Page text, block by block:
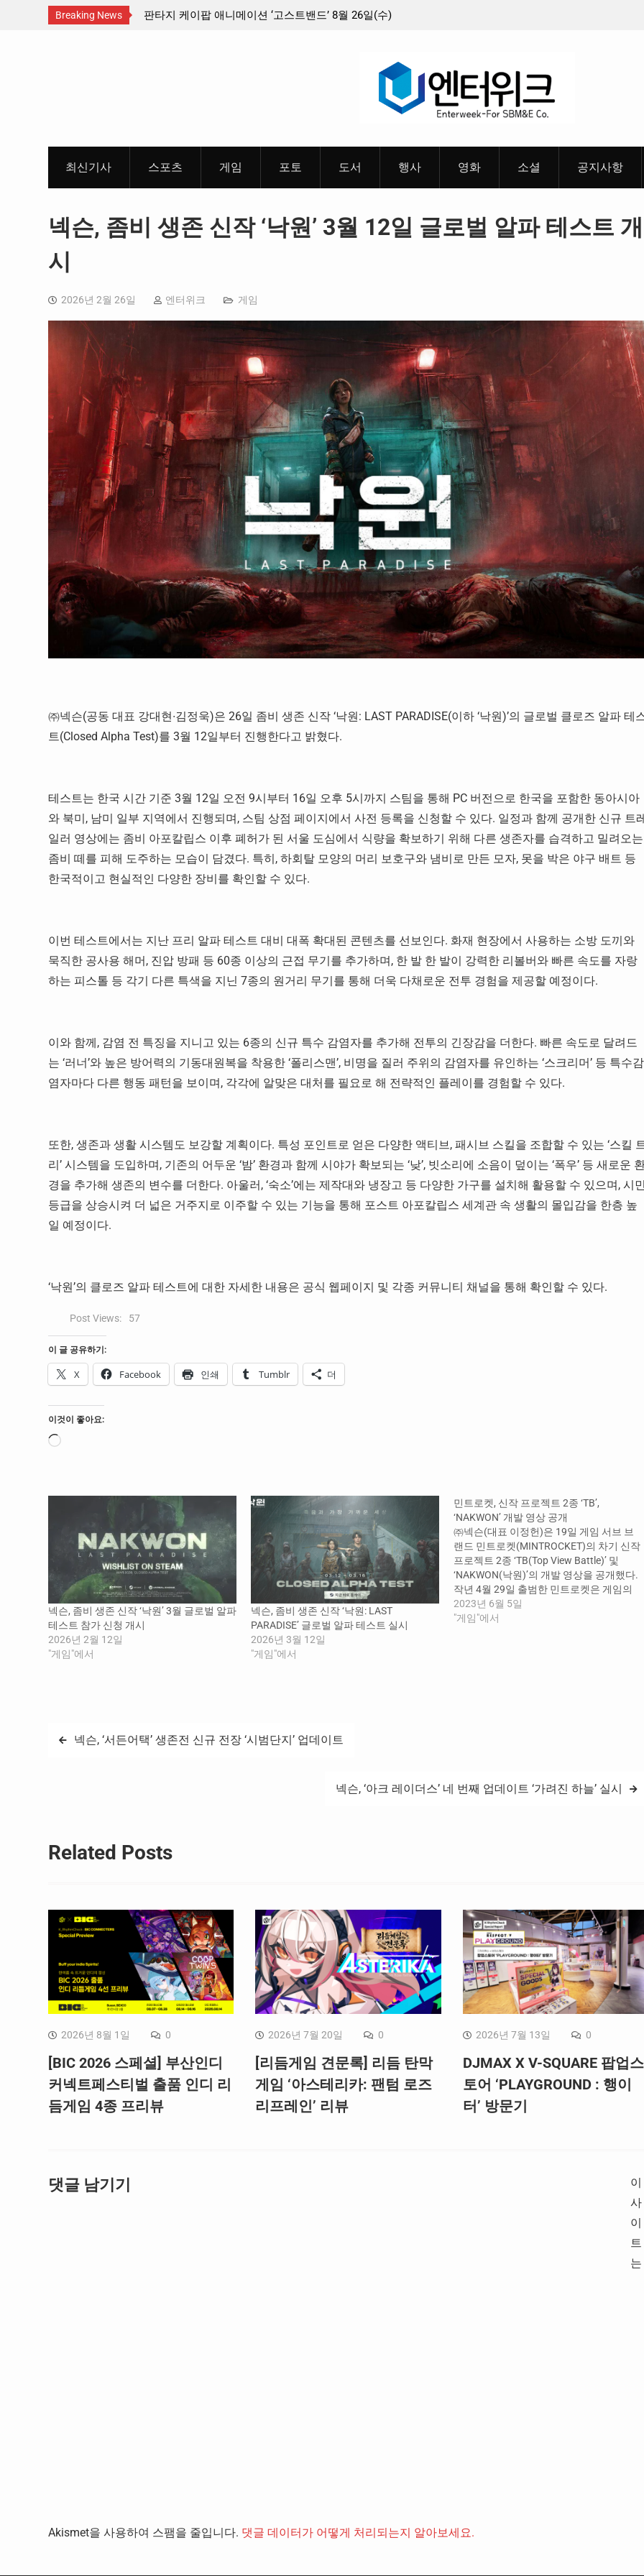
Breaking News
넥트페스티벌 출품 인디
판타지 케이팝 애니메이션 ‘고스트밴드’ 8월 26일(수)
최신기사 스포츠 게임 포토 도서 행사 영화 소셜 공지사항
넥슨, 좀비 생존 신작 ‘낙원’ 3월 12일 글로벌 알파 테스트 개
시
2026년 2월 26일 엔터위크 게임
㈜넥슨(공동 대표 강대현∙김정욱)은 26일 좀비 생존 신작 ‘낙원: LAST PARADISE(이하 ‘낙원)’의 글로벌 클로즈 알파 테
트(Closed Alpha Test)를 3월 12일부터 진행한다고 밝혔다.
테스트는 한국 시간 기준 3월 12일 오전 9시부터 16일 오후 5시까지 스팀을 통해 PC 버전으로 한국을 포함한 동아시아
와 북미, 남미 일부 지역에서 진행되며, 스팀 상점 페이지에서 사전 등록을 신청할 수 있다. 일정과 함께 공개한 신규 트
일러 영상에는 좀비 아포칼립스 이후 폐허가 된 서울 도심에서 식량을 확보하기 위해 다른 생존자를 습격하고 밀려오는
좀비 떼를 피해 도주하는 모습이 담겼다. 특히, 하회탈 모양의 머리 보호구와 냄비로 만든 모자, 못을 박은 야구 배트 등
한국적이고 현실적인 다양한 장비를 확인할 수 있다.
이번 테스트에서는 지난 프리 알파 테스트 대비 대폭 확대된 콘텐츠를 선보인다. 화재 현장에서 사용하는 소방 도끼와
묵직한 공사용 해머, 진압 방패 등 60종 이상의 근접 무기를 추가하며, 한 발 한 발이 강력한 리볼버와 빠른 속도를 자랑
하는 피스톨 등 각기 다른 특색을 지닌 7종의 원거리 무기를 통해 더욱 다채로운 전투 경험을 제공할 예정이다.
이와 함께, 감염 전 특징을 지니고 있는 6종의 신규 특수 감염자를 추가해 전투의 긴장감을 더한다. 빠른 속도로 달려드
는 ‘러너’와 높은 방어력의 기동대원복을 착용한 ‘폴리스맨’, 비명을 질러 주위의 감염자를 유인하는 ‘스크리머’ 등 특수감
염자마다 다른 행동 패턴을 보이며, 각각에 알맞은 대처를 필요로 해 전략적인 플레이를 경험할 수 있다.
또한, 생존과 생활 시스템도 보강할 계획이다. 특성 포인트로 얻은 다양한 액티브, 패시브 스킬을 조합할 수 있는 ‘스킬
리’ 시스템을 도입하며, 기존의 어두운 ‘밤’ 환경과 함께 시야가 확보되는 ‘낮’, 빗소리에 소음이 덮이는 ‘폭우’ 등 새로운
경을 추가해 생존의 변수를 더한다. 아울러, ‘숙소’에는 제작대와 냉장고 등 다양한 가구를 설치해 활용할 수 있으며, 시민
등급을 상승시켜 더 넓은 거주지로 이주할 수 있는 기능을 통해 포스트 아포칼립스 세계관 속 생활의 몰입감을 한층 높
일 예정이다.
‘낙원’의 클로즈 알파 테스트에 대한 자세한 내용은 공식 웹페이지 및 각종 커뮤니티 채널을 통해 확인할 수 있다.
Post Views: 57
이 글 공유하기:
X Facebook 인쇄 Tumblr 더
이것이 좋아요:
로
넥슨, 좀비 생존 신작 ‘낙원’ 3월 글로벌 알파
테스트 참가 신청 개시
2026년 2월 12일
"게임"에서
넥슨, 좀비 생존 신작 ‘낙원: LAST
PARADISE’ 글로벌 알파 테스트 실시
2026년 3월 12일
"게임"에서
민트로켓, 신작 프로젝트 2종 ‘TB’,
‘NAKWON’ 개발 영상 공개
㈜넥슨(대표 이정헌)은 19일 게임 서브 브
랜드 민트로켓(MINTROCKET)의 차기 신작
프로젝트 2종 ‘TB(Top View Battle)’ 및
‘NAKWON(낙원)’의 개발 영상을 공개했다.
작년 4월 29일 출범한 민트로켓은 게임의
근본적인 재미와 가치를 연구하는 넥슨의
서브 브랜드로, 개발 초기 단계부터 빠르게
2023년 6월 5일
"게임"에서
글 넥슨, ‘서든어택’ 생존전 신규 전장 ‘시범단지’ 업데이트
넥슨, ‘아크 레이더스’ 네 번째 업데이트 ‘가려진 하늘’ 실시
Related Posts
2026년 8월 1일 0
[BIC 2026 스페셜] 부산인디
커넥트페스티벌 출품 인디 리
듬게임 4종 프리뷰
2026년 7월 20일 0
[리듬게임 견문록] 리듬 탄막
게임 ‘아스테리카: 팬텀 로즈
리프레인’ 리뷰
2026년 7월 13일 0
DJMAX X V-SQUARE 팝업스
토어 ‘PLAYGROUND : 행이
터’ 방문기
댓글 남기기
이
사
이
트
는
Akismet을 사용하여 스팸을 줄입니다. 댓글 데이터가 어떻게 처리되는지 알아보세요.